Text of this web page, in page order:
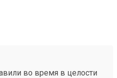
во время в целости